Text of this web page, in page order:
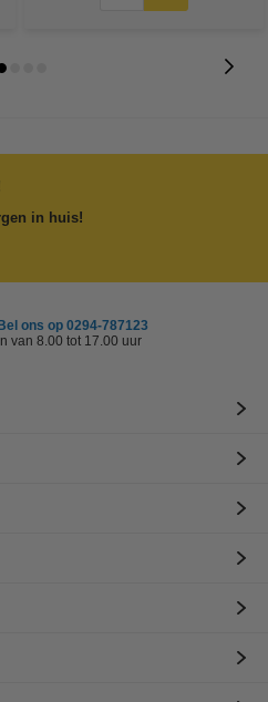
in huis!
ons op 0294-787123
van 8.00 tot 17.00 uur